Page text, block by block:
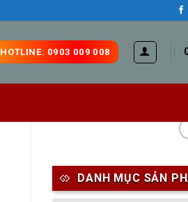
HOTLINE: 0903 009 008
DANH MỤC SẢN